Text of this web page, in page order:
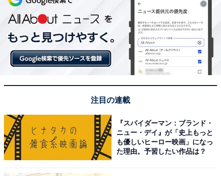
「日本平ホテル」は富士山を望む「風景美術館」
注目の連載
『スパイダーマン：ブランド・
ニュー・デイ』が「史上もっと
も優しいヒーロー映画」になっ
た理由。予習したい作品は？